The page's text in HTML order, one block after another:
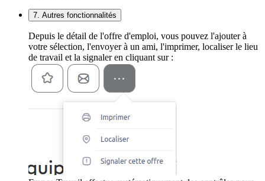
7. Autres fonctionnalités
Depuis le détail de l'offre d'emploi, vous pouvez l'ajouter à
votre sélection, l'envoyer à un ami, l'imprimer, localiser le lieu
de travail et la signaler en cliquant sur :